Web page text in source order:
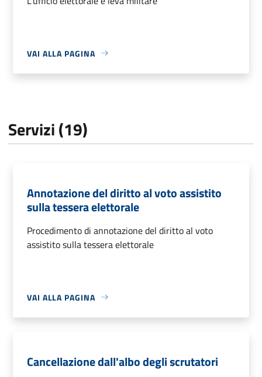
VAI ALLA PAGINA
Servizi (19)
Annotazione del diritto al voto assistito
sulla tessera elettorale
Procedimento di annotazione del diritto al voto
assistito sulla tessera elettorale
VAI ALLA PAGINA
Cancellazione dall'albo degli scrutatori